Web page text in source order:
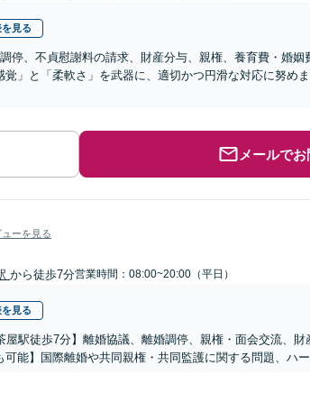
見る
停、不貞慰謝料の請求、財産分与、親権、養育費・婚
」と「柔軟さ」を武器に、適切かつ円滑な対応に努め
メールで
ーを見る
から徒歩7分営業時間：08:00~20:00（平日）
見る
屋駅徒歩7分】離婚協議、離婚調停、親権・面会交流、
能】国際離婚や共同親権・共同監護に関する問題、ハ